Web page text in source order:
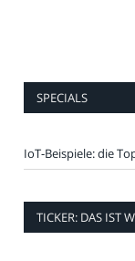
SPECIALS
IoT-Beispiele: die
TICKER: DAS IST